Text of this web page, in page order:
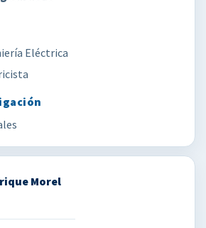
Eléctrica
Morel